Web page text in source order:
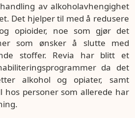
av alkoholavhengighet
Det hjelper til med å redusere
opioider, noe som gjør det
som ønsker å slutte med
stoffer. Revia har blitt et
da det
alkohol og opiater, samt
hos personer som allerede har